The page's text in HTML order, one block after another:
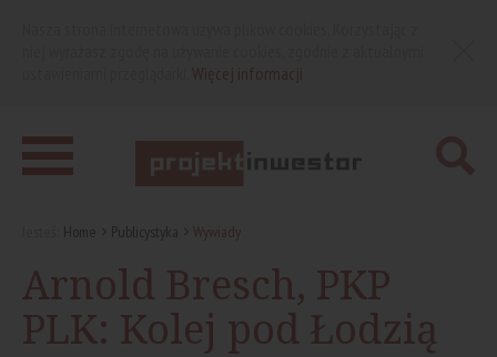
Home Publicystyka Wywiady
Arnold Bresch, PKP
PLK: Kolej pod Łodzią